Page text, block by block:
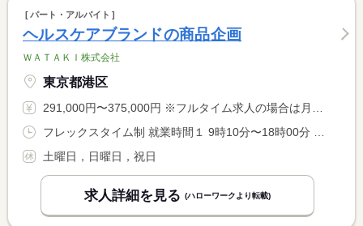
パート・アルバイト
ヘルスケアブランドの商品企画
ＷＡＴＡＫＩ株式会社
東京都港区
291,000円〜375,000円 ※フルタイム求人の場合は月額（換算額）、パート求人の場合は時間額を表示しています。
土曜日，日曜日，祝日
求人詳細を見る (ハローワークより転載)